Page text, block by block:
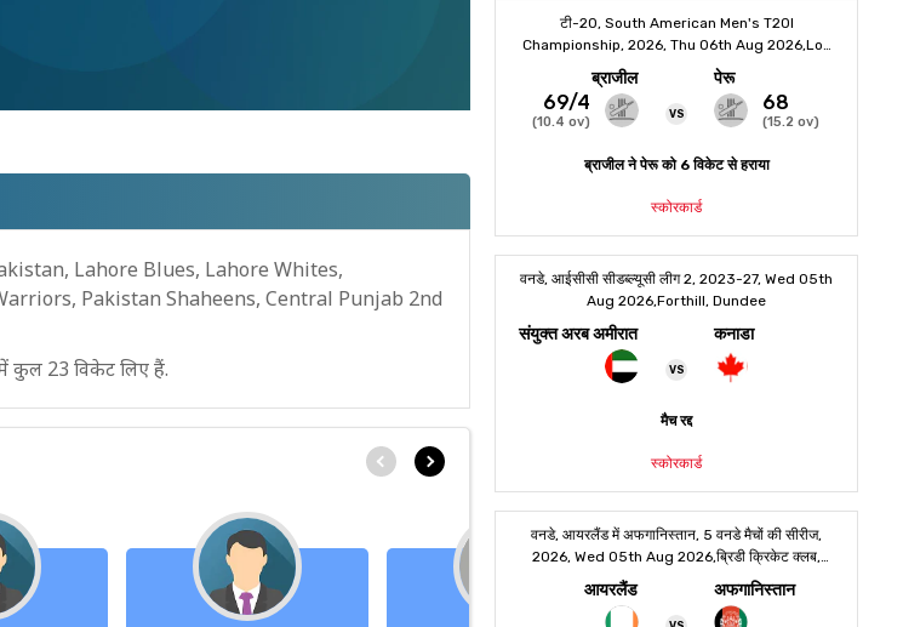
Lahore Blues, Lahore Whites,
Pakistan Shaheens, Central Punjab 2nd
कुल 23 विकेट लिए हैं.